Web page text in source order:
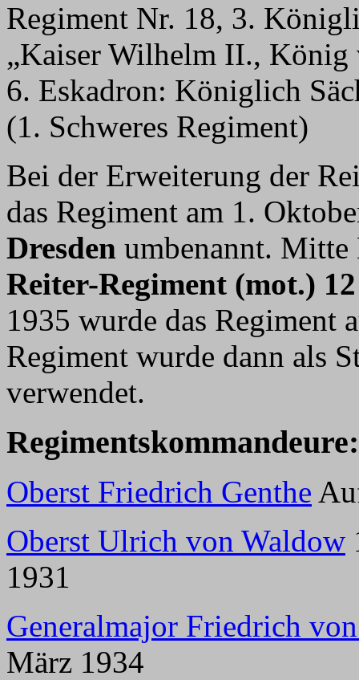
Regiment Nr. 18, 3.
„Kaiser Wilhelm II., König
6. Eskadron: Königlich
(1. Schweres Regiment)
Bei der Erweiterung der
das Regiment am 1.
Dresden umbenannt. Mitte
Reiter-Regiment (mot.) 12
1935 wurde das Regiment
Regiment wurde dann als
verwendet.
Regimentskommandeure:
Oberst Friedrich Genthe
Oberst Ulrich von Waldow
1931
Generalmajor Friedrich
März 1934